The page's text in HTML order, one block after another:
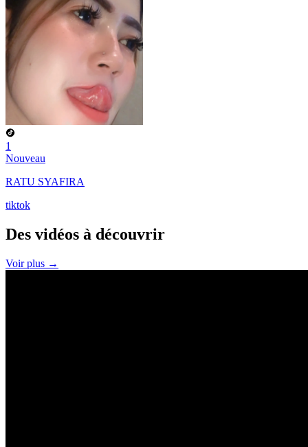
1
Nouveau
RATU SYAFIRA
tiktok
Des vidéos à découvrir
Voir plus →